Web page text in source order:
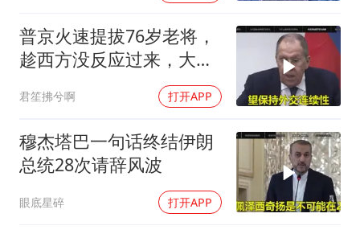
普京火速提拔76岁老将，
趁西方没反应过来，大鹅
君笙拂兮啊 打开APP
穆杰塔巴一句话终结伊朗
总统28次请辞风波
眼底星碎 打开APP